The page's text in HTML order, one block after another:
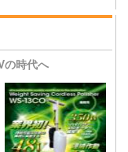
の時代へ